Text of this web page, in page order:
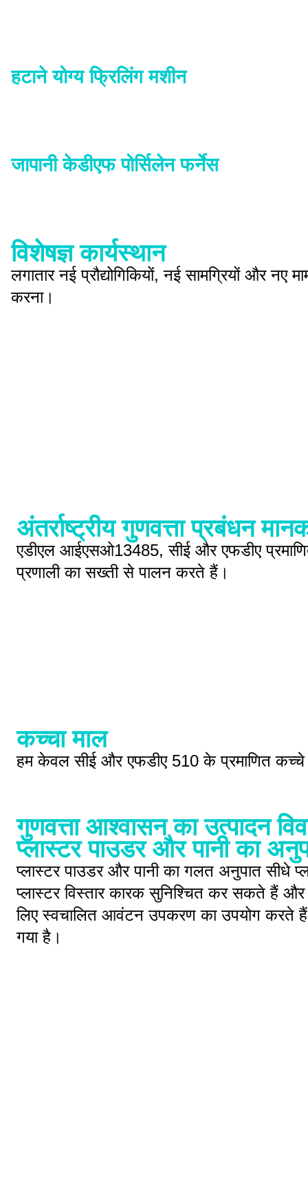
हटाने योग्य फ्रिलिंग मशीन
जापानी केडीएफ पोर्सिलेन फर्नेस
विशेषज्ञ कार्यस्थान
लगातार नई प्रौद्योगिकियों, नई सामग्रियों और
करना।
अंतर्राष्ट्रीय गुणवत्ता प्रबंधन
एडीएल आईएसओ13485, सीई और एफडीए
प्रणाली का सख्ती से पालन करते हैं।
कच्चा माल
हम केवल सीई और एफडीए 510 के प्रमाणित
गुणवत्ता आश्वासन का उत्पादन
प्लास्टर पाउडर और पानी का
प्लास्टर पाउडर और पानी का गलत अनुपात सीधे
प्लास्टर विस्तार कारक सुनिश्चित कर सकते हैं
लिए स्वचालित आवंटन उपकरण का उपयोग करते हैं
गया है।